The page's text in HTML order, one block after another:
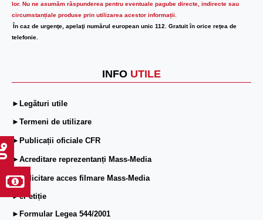
lor. Nu ne asumăm răspunderea pentru eventuale pagube directe, indirecte sau
circumstanțiale produse prin utilizarea acestor informații.
În caz de urgenţe, apelaţi numărul european unic 112. Gratuit în orice reţea de
telefonie.
INFO UTILE
►Legături utile
►Termeni de utilizare
►Publicații oficiale CFR
►Acreditare reprezentanți Mass-Media
►Solicitare acces filmare Mass-Media
►ePetiție
►Formular Legea 544/2001